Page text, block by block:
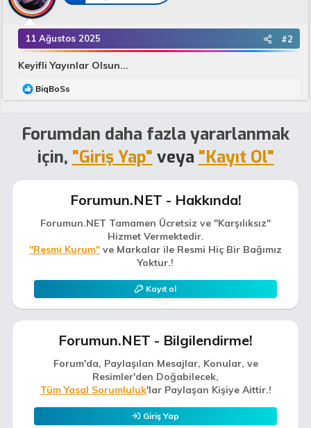
e
r
:
11 Ağustos 2025 #2
Keyifli Yayınlar Olsun...
T
e
i
e
BiqBoSs
Forumdan daha fazla yararlanmak
için, "Giriş Yap" veya "Kayıt Ol"
Forumun.NET - Hakkında!
Forumun.NET Tamamen Ücretsiz ve "Karşılıksız"
Hizmet Vermektedir.
"Resmi Kurum" ve Markalar ile Resmi Hiç Bir Bağımız
Yoktur.!
Kayıt ol
Forumun.NET - Bilgilendirme!
Forum'da, Paylaşılan Mesajlar, Konular, ve
Resimler'den Doğabilecek,
Tüm Yasal Sorumluluk'lar Paylaşan Kişiye Aittir.!
Giriş Yap